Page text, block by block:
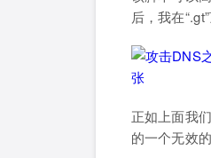
后，我在
正如上面我
的一个无效